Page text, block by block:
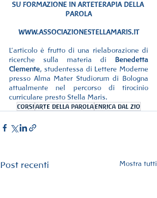
SU FORMAZIONE IN ARTETERAPIA DELLA
PAROLA
WWW.ASSOCIAZIONESTELLAMARIS.IT
L’articolo è frutto di una rielaborazione di
ricerche sulla materia di Benedetta
Clemente, studentessa di Lettere Moderne
presso Alma Mater Studiorum di Bologna
attualmente nel percorso di tirocinio
curriculare presto Stella Maris.
corsiarte della parola enrica dal zio
Post recenti Mostra tutti